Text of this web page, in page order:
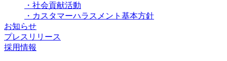
・社会貢献活動
・カスタマーハラスメント基本方針
お知らせ
プレスリリース
採用情報